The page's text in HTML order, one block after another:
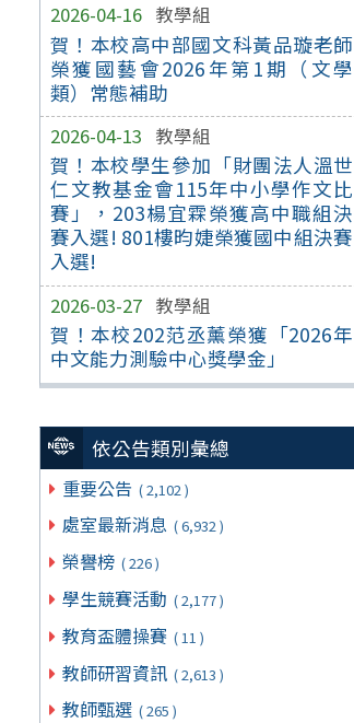
2026-04-16 教學組
賀！本校高中部國文科黃品璇老師
榮獲國藝會2026年第1期（文學
類）常態補助
2026-04-13 教學組
賀！本校學生參加「財團法人溫世
仁文教基金會115年中小學作文比
賽」，203楊宜霖榮獲高中職組決
賽入選! 801樓昀婕榮獲國中組決賽
入選!
2026-03-27 教學組
賀！本校202范丞薰榮獲「2026年
中文能力測驗中心獎學金」
依公告類別彙總
重要公告 ( 2,102 )
處室最新消息 ( 6,932 )
榮譽榜 ( 226 )
學生競賽活動 ( 2,177 )
教育盃體操賽 ( 11 )
教師研習資訊 ( 2,613 )
教師甄選 ( 265 )